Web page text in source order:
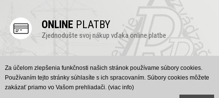
ONLINE PLATBY
Zjednodušte svoj nákup vďaka online platbe
ONLINEPODPORA
Vyskúšajte náš chat, radi Vám poradíme (v pravo dole)
Za účelom zlepšenia funkčnosti našich stránok používame súbory cookies.
Používaním tejto stránky súhlasíte s ich spracovaním. Súbory cookies môžete
zakázať priamo vo Vašom prehliadači. (viac info)